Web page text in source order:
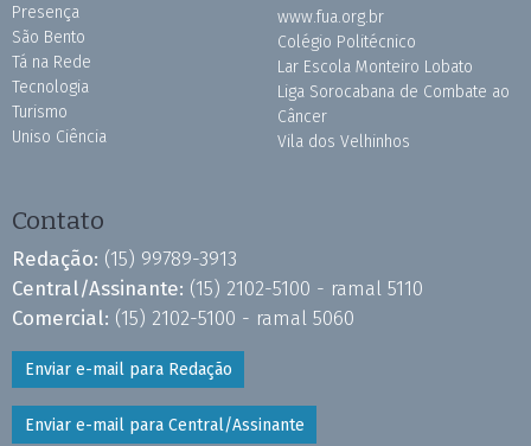
Presença
São Bento
Tá na Rede
Tecnologia
Turismo
Uniso Ciência
www.fua.org.br
Colégio Politécnico
Lar Escola Monteiro Lobato
Liga Sorocabana de Combate ao
Câncer
Vila dos Velhinhos
Contato
Redação: (15) 99789-3913
Central/Assinante: (15) 2102-5100 - ramal 5110
Comercial: (15) 2102-5100 - ramal 5060
Enviar e-mail para Redação
Enviar e-mail para Central/Assinante